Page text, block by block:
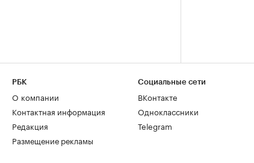
РБК
О компании
Контактная информация
Редакция
Размещение рекламы
Социальные сети
ВКонтакте
Одноклассники
Telegram